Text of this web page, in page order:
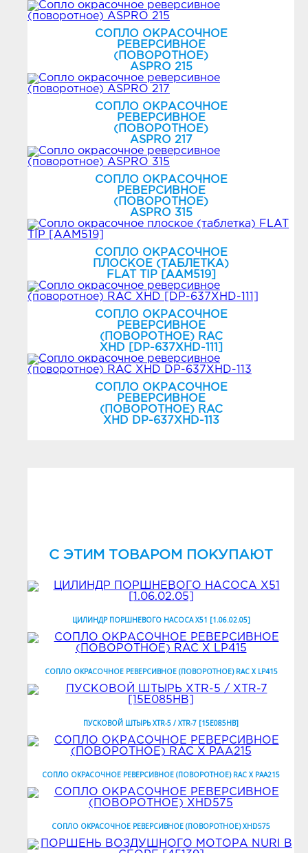
СОПЛО ОКРАСОЧНОЕ
РЕВЕРСИВНОЕ
(ПОВОРОТНОЕ)
ASPRO 215
СОПЛО ОКРАСОЧНОЕ
РЕВЕРСИВНОЕ
(ПОВОРОТНОЕ)
ASPRO 217
СОПЛО ОКРАСОЧНОЕ
РЕВЕРСИВНОЕ
(ПОВОРОТНОЕ)
ASPRO 315
СОПЛО ОКРАСОЧНОЕ
ПЛОСКОЕ (ТАБЛЕТКА)
FLAT TIP [AAM519]
СОПЛО ОКРАСОЧНОЕ
РЕВЕРСИВНОЕ
(ПОВОРОТНОЕ) RAC
XHD [DP-637XHD-111]
СОПЛО ОКРАСОЧНОЕ
РЕВЕРСИВНОЕ
(ПОВОРОТНОЕ) RAC
XHD DP-637XHD-113
C ЭТИМ ТОВАРОМ ПОКУПАЮТ
ЦИЛИНДР ПОРШНЕВОГО НАСОСА X51 [1.06.02.05]
СОПЛО ОКРАСОЧНОЕ РЕВЕРСИВНОЕ (ПОВОРОТНОЕ) RAC X LP415
ПУСКОВОЙ ШТЫРЬ XTR-5 / XTR-7 [15E085HB]
СОПЛО ОКРАСОЧНОЕ РЕВЕРСИВНОЕ (ПОВОРОТНОЕ) RAC X PAA215
СОПЛО ОКРАСОЧНОЕ РЕВЕРСИВНОЕ (ПОВОРОТНОЕ) XHD575